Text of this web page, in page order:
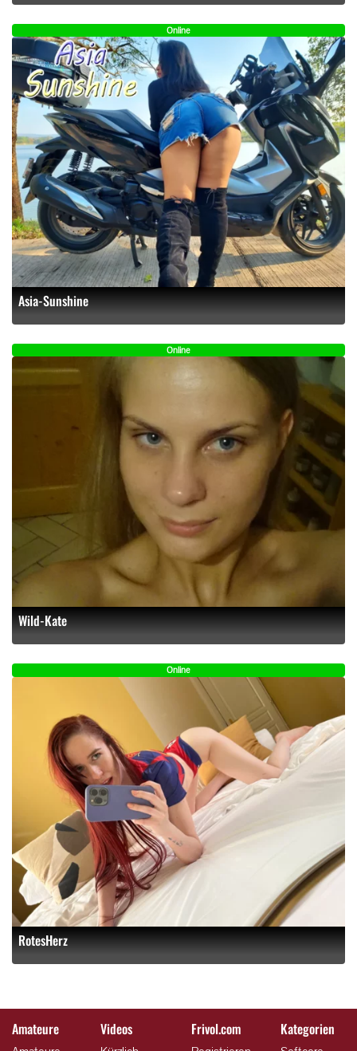
Online
Asia-Sunshine
Online
Wild-Kate
Online
RotesHerz
Amateure Videos Frivol.com Kategorien